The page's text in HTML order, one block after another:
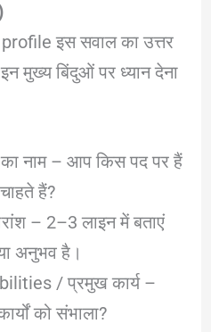
इस सवाल का उत्तर
मुख्य बिंदुओं पर ध्यान देना
नाम – आप किस पद पर हैं
हैं?
– 2–3 लाइन में बताएं
अनुभव है।
/ प्रमुख कार्य –
को संभाला?